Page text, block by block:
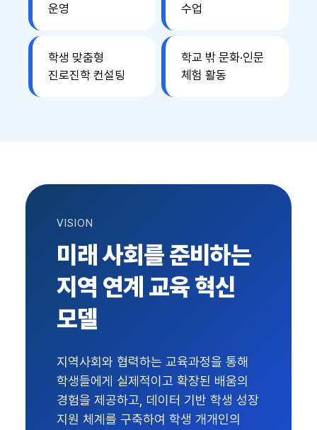
운영
수업
학생 맞춤형
진로진학 컨설팅
학교 밖 문화·인문
체험 활동
VISION
미래 사회를 준비하는
지역 연계 교육 혁신
모델
지역사회와 협력하는 교육과정을 통해
학생들에게 실제적이고 확장된 배움의
경험을 제공하고, 데이터 기반 학생 성장
지원 체계를 구축하여 학생 개개인의